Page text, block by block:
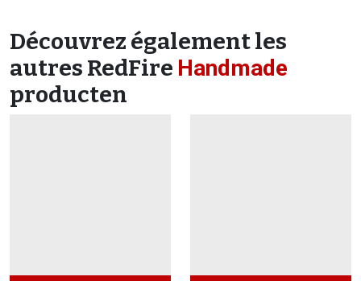
Découvrez également les
autres RedFire Handmade
producten